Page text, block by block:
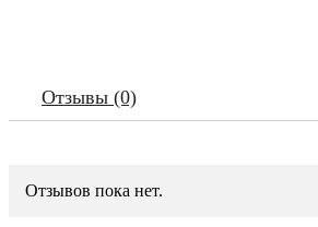
Отзывы (0)
Отзывов пока нет.